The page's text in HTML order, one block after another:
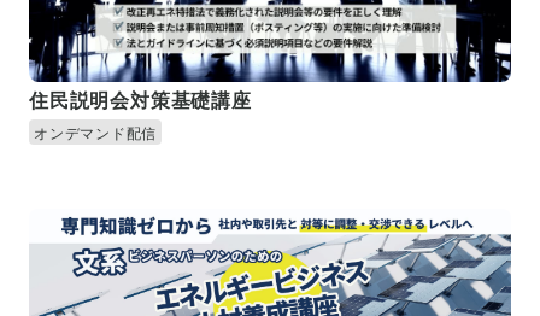
住民説明会対策基礎講座
オンデマンド配信